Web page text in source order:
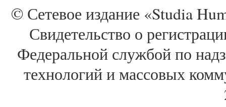
© Сетевое издание «Studia
Свидетельство о
Федеральной службой по
технологий и массовых